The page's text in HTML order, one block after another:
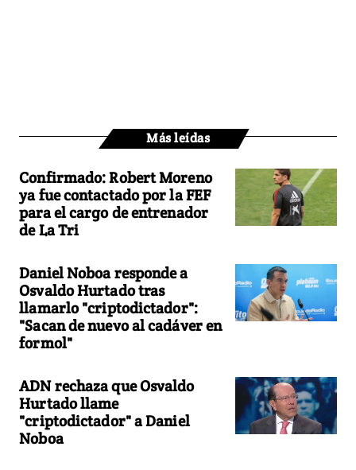
Más leídas
Confirmado: Robert Moreno
ya fue contactado por la FEF
para el cargo de entrenador
de La Tri
Daniel Noboa responde a
Osvaldo Hurtado tras
llamarlo "criptodictador":
"Sacan de nuevo al cadáver en
formol"
ADN rechaza que Osvaldo
Hurtado llame
"criptodictador" a Daniel
Noboa